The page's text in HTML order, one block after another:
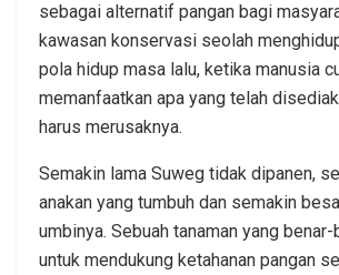
sebagai alternatif pangan bagi
kawasan konservasi seolah
pola hidup masa lalu, ketika manusia
memanfaatkan apa yang telah
harus merusaknya.
Semakin lama Suweg tidak dipanen,
anakan yang tumbuh dan semakin
umbinya. Sebuah tanaman yang
untuk mendukung ketahanan pangan